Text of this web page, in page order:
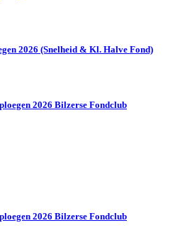
2026 (Snelheid & Kl. Halve Fond)
2026 Bilzerse Fondclub
2026 Bilzerse Fondclub